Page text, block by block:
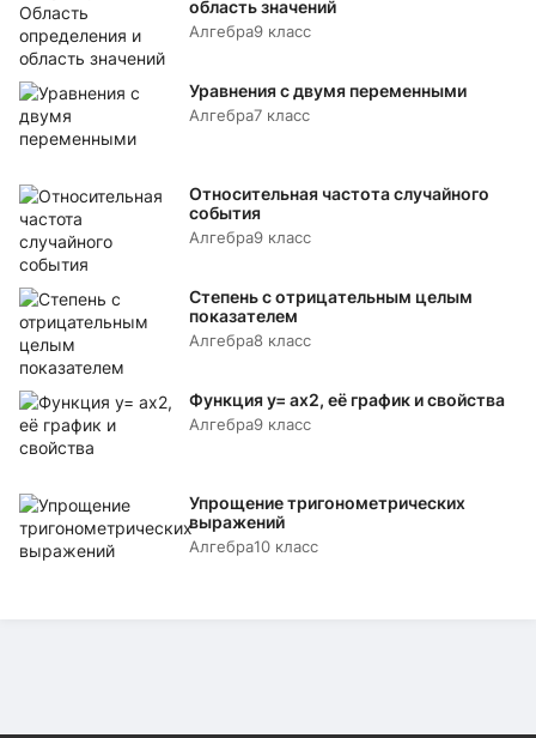
область значений
Алгебра9 класс
Уравнения с двумя переменными
Алгебра7 класс
Относительная частота случайного
события
Алгебра9 класс
Степень с отрицательным целым
показателем
Алгебра8 класс
Функция y= аx2, её график и свойства
Алгебра9 класс
Упрощение тригонометрических
выражений
Алгебра10 класс